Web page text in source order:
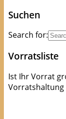
Suchen
Search for:
Vorratsliste
Ist Ihr Vorrat
Vorratshaltung